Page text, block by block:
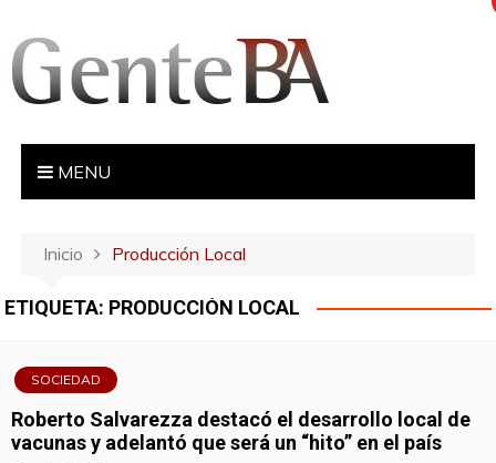
MENU
Inicio Producción Local
ETIQUETA: PRODUCCIÓN LOCAL
SOCIEDAD
Roberto Salvarezza destacó el desarrollo local de
vacunas y adelantó que será un “hito” en el país